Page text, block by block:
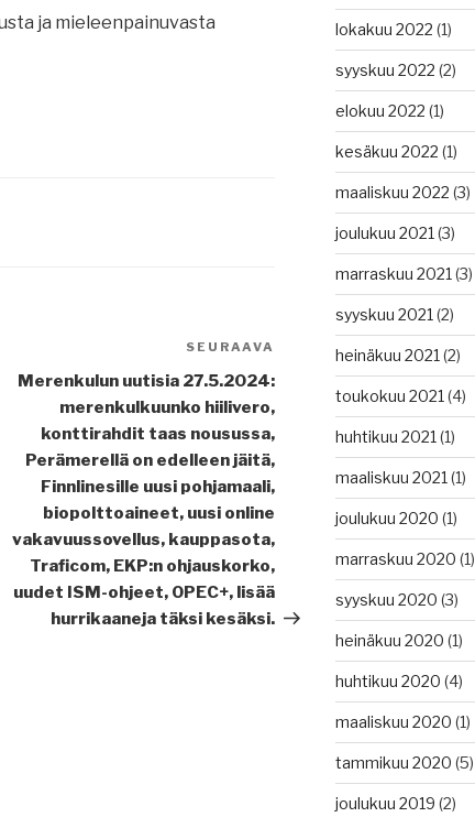
ja mieleenpainuvasta
Seuraava
artikkeli
SEURAAVA
Merenkulun uutisia 27.5.2024:
merenkulkuunko hiilivero,
konttirahdit taas nousussa,
Perämerellä on edelleen jäitä,
Finnlinesille uusi pohjamaali,
biopolttoaineet, uusi online
vakavuussovellus, kauppasota,
Traficom, EKP:n ohjauskorko,
uudet ISM-ohjeet, OPEC+, lisää
hurrikaaneja täksi kesäksi.
lokakuu 2022 (1)
syyskuu 2022 (2)
elokuu 2022 (1)
kesäkuu 2022 (1)
maaliskuu 2022 (3)
joulukuu 2021 (3)
marraskuu 2021 (3)
syyskuu 2021 (2)
heinäkuu 2021 (2)
toukokuu 2021 (4)
huhtikuu 2021 (1)
maaliskuu 2021 (1)
joulukuu 2020 (1)
marraskuu 2020 (1)
syyskuu 2020 (3)
heinäkuu 2020 (1)
huhtikuu 2020 (4)
maaliskuu 2020 (1)
tammikuu 2020 (5)
joulukuu 2019 (2)